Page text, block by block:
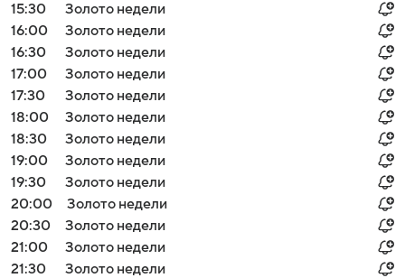
15:30
Золото недели
16:00
Золото недели
16:30
Золото недели
17:00
Золото недели
17:30
Золото недели
18:00
Золото недели
18:30
Золото недели
19:00
Золото недели
19:30
Золото недели
20:00
Золото недели
20:30
Золото недели
21:00
Золото недели
21:30
Золото недели